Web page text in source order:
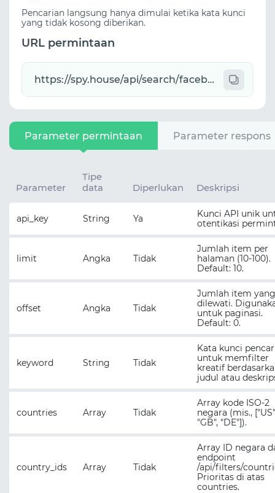
Pencarian langsung hanya dimulai ketika kata kunci
yang tidak kosong diberikan.
URL permintaan
Parameter permintaan Parameter respons
Parameter
Tipe
data
Diperlukan Deskripsi
api_key String Ya
Kunci API unik
otentikasi
limit Angka Tidak
Jumlah item per
halaman (10-100).
Default: 10.
offset Angka Tidak
Jumlah item yang
dilewati.
untuk paginasi.
Default: 0.
keyword String Tidak
Kata kunci
untuk memfilter
kreatif
judul atau
countries Array Tidak
Array kode ISO-2
negara (mis.,
"GB", "DE"]).
country_ids Array Tidak
Array ID negara
endpoint
/api/filters/
Prioritas di atas
countries.